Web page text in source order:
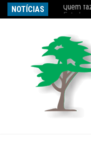
para
NOTÍCIAS
Estudo